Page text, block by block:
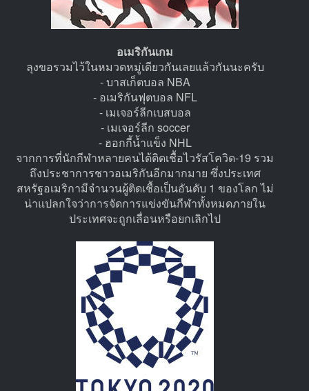
อเมริกันเกม
ลุงขอรวมไว้ในหมวดหมู่เดียวกันเลยแล้วกันนะครับ
- บาสเก็ตบอล NBA
- อเมริกันฟุตบอล NFL
- เมเจอร์ลีกเบสบอล
- เมเจอร์ลีก soccer
- ฮอกกี้น้ำแข็ง NHL
จากการที่นักกีฬาหลายคนได้ติดเชื้อไวรัสโควิด-19 รวม
ถึงประชาการชาวอเมริกันอีกมากมาย ซึ่งประเทศ
สหรัฐอเมริกามีจำนวนผู้ติดเชื้อเป็นอันดับ 1 ของโลก ไม่
น่าแปลกใจว่าการจัดการแข่งขันกีฬาทั้งหมดภายใน
ประเทศจะถูกเลื่อนหรือยกเลิกไป